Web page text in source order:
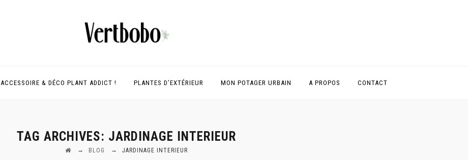
ACCESSOIRE & DÉCO PLANT ADDICT ! PLANTES D’EXTÉRIEUR MON POTAGER URBAIN A PROPOS CONTACT
TAG ARCHIVES: JARDINAGE INTERIEUR
→ BLOG → JARDINAGE INTERIEUR